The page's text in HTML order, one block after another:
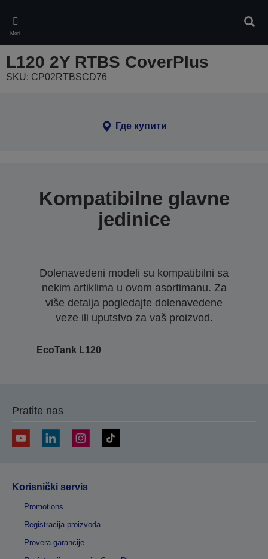
main
content
Meni
L120 2Y RTBS CoverPlus
SKU: CP02RTBSCD76
Где купити
Kompatibilne glavne
jedinice
Dolenavedeni modeli su kompatibilni sa
nekim artiklima u ovom asortimanu. Za
više detalja pogledajte dolenavedene
veze ili uputstvo za vaš proizvod.
EcoTank L120
Pratite nas
Korisnički servis
Promotions
Registracija proizvoda
Provera garancije